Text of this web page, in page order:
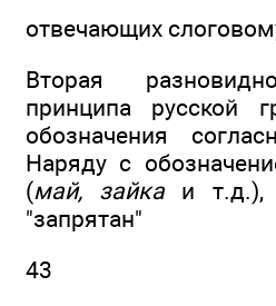
отвечающих
Вторая
принципа русской
обозначения
Наряду с
(май, зайка и т.д.),
"запрятан"
43